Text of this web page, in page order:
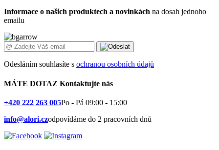
Informace o našich produktech a novinkách na dosah jednoho
emailu
Odesláním souhlasíte s ochranou osobních údajů
MÁTE DOTAZ Kontaktujte nás
+420 222 263 005Po - Pá 09:00 - 15:00
info@alori.czodpovídáme do 2 pracovních dnů